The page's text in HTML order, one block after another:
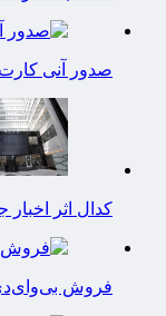
صدور آنی
کدال اثر
فروش